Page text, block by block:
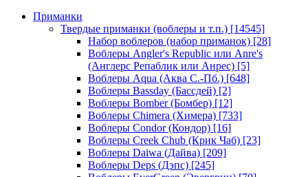
Приманки
Твердые приманки (воблеры и т.п.) [14545]
Набор воблеров (набор приманок) [28]
Воблеры Angler's Republic или Anre's
(Англерс Репаблик или Анрес) [5]
Воблеры Aqua (Аква С.-Пб.) [648]
Воблеры Bassday (Бассдей) [2]
Воблеры Bomber (Бомбер) [12]
Воблеры Chimera (Химера) [733]
Воблеры Condor (Кондор) [16]
Воблеры Creek Chub (Крик Чаб) [23]
Воблеры Daiwa (Дайва) [209]
Воблеры Deps (Дэпс) [245]